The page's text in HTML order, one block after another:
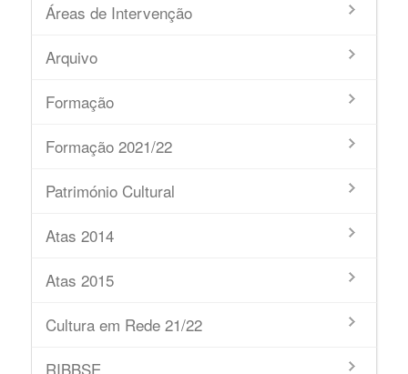
Áreas de Intervenção
Arquivo
Formação
Formação 2021/22
Património Cultural
Atas 2014
Atas 2015
Cultura em Rede 21/22
RIBBSE